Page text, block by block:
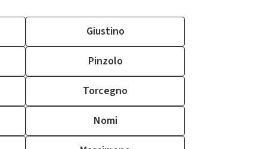
Giustino
Pinzolo
Torcegno
Nomi